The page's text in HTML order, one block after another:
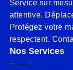
Service sur
attentive.
Protégez votre
respectent.
Nos Services